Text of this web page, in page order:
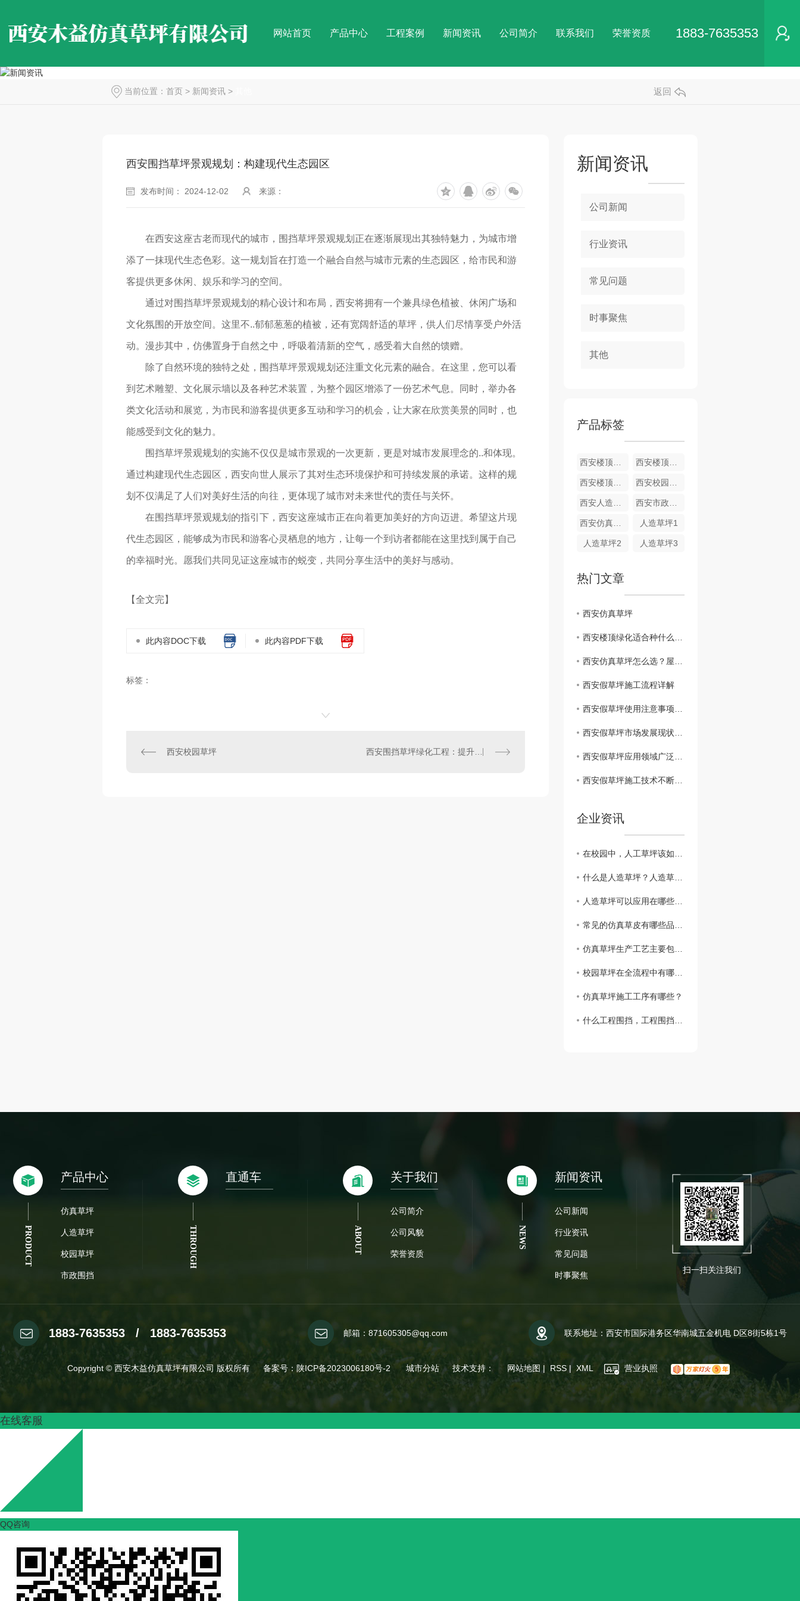
网站首页 产品中心 工程案例 新闻资讯 公司简介 联系我们 荣誉资质 1883-7635353
当前位置： 首页 > 新闻资讯 > 返回
西安围挡草坪景观规划：构建现代生态园区
发布时间： 2024-12-02 来源：
在西安这座古老而现代的城市，围挡草坪景观规划正在逐渐展现出其独特魅力，为城市增
添了一抹现代生态色彩。这一规划旨在打造一个融合自然与城市元素的生态园区，给市民和游
客提供更多休闲、娱乐和学习的空间。
通过对围挡草坪景观规划的精心设计和布局，西安将拥有一个兼具绿色植被、休闲广场和
文化氛围的开放空间。这里不..郁郁葱葱的植被，还有宽阔舒适的草坪，供人们尽情享受户外活
动。漫步其中，仿佛置身于自然之中，呼吸着清新的空气，感受着大自然的馈赠。
除了自然环境的独特之处，围挡草坪景观规划还注重文化元素的融合。在这里，您可以看
到艺术雕塑、文化展示墙以及各种艺术装置，为整个园区增添了一份艺术气息。同时，举办各
类文化活动和展览，为市民和游客提供更多互动和学习的机会，让大家在欣赏美景的同时，也
能感受到文化的魅力。
围挡草坪景观规划的实施不仅仅是城市景观的一次更新，更是对城市发展理念的..和体现。
通过构建现代生态园区，西安向世人展示了其对生态环境保护和可持续发展的承诺。这样的规
划不仅满足了人们对美好生活的向往，更体现了城市对未来世代的责任与关怀。
在围挡草坪景观规划的指引下，西安这座城市正在向着更加美好的方向迈进。希望这片现
代生态园区，能够成为市民和游客心灵栖息的地方，让每一个到访者都能在这里找到属于自己
的幸福时光。愿我们共同见证这座城市的蜕变，共同分享生活中的美好与感动。
【全文完】
此内容DOC下载 此内容PDF下载
标签：
西安校园草坪 西安围挡草坪绿化工程：提升城市品质生活
新闻资讯
公司新闻
行业资讯
常见问题
时事聚焦
其他
产品标签
西安楼顶绿化-木益仿真草坪 西安楼顶绿化-木益草坪
西安楼顶草坪 西安校园草坪
西安人造草坪施工 西安市政围挡草坪
西安仿真草坪批发 人造草坪1
人造草坪2 人造草坪3
热门文章
西安仿真草坪
西安楼顶绿化适合种什么？本地气候屋顶绿植搭配指南
西安仿真草坪怎么选？屋顶阳台人造草防晒耐磨安装要点全解析
西安假草坪施工流程详解
西安假草坪使用注意事项解析
西安假草坪市场发展现状分析
西安假草坪应用领域广泛，助力城市绿化建设
西安假草坪施工技术不断提升，质量有保障
企业资讯
在校园中，人工草坪该如何定期保养？
什么是人造草坪？人造草坪有哪些优点？
人造草坪可以应用在哪些场所？
常见的仿真草皮有哪些品种呢？
仿真草坪生产工艺主要包括哪些步骤？
校园草坪在全流程中有哪些常见问题？
仿真草坪施工工序有哪些？
什么工程围挡，工程围挡的作用？
产品中心
PRODUCT
仿真草坪
人造草坪
校园草坪
市政围挡
直通车
THROUGH
关于我们
ABOUT
公司简介
公司风貌
荣誉资质
新闻资讯
NEWS
公司新闻
行业资讯
常见问题
时事聚焦
扫一扫关注我们
1883-7635353 / 1883-7635353 邮箱：871605305@qq.com 联系地址：西安市国际港务区华南城五金机电 D区8街5栋1号
Copyright © 西安木益仿真草坪有限公司 版权所有 备案号： 陕ICP备2023006180号-2 城市分站
城市分站
陕西
西安
技术支持： 网站地图 | RSS| XML 营业执照
在线客服
QQ咨询